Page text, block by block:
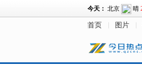
首页 图片